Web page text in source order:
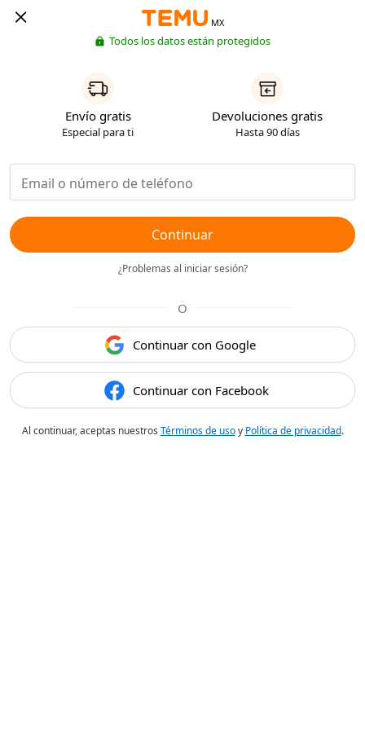
MX
Todos los datos están protegidos
Envío gratis
Especial para ti
Devoluciones gratis
Hasta 90 días
Continuar
¿Problemas al iniciar sesión?
O
Continuar con Google
Continuar con Facebook
Al continuar, aceptas nuestros Términos de usoy Política de privacidad.